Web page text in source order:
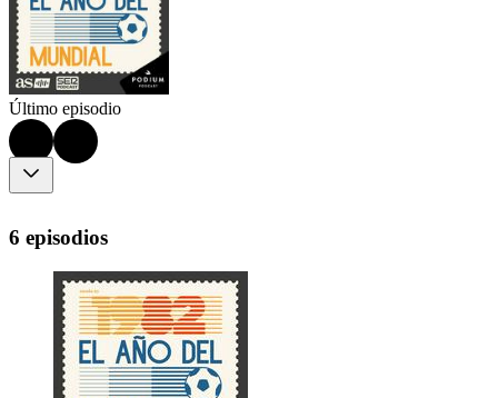
Último episodio
6 episodios